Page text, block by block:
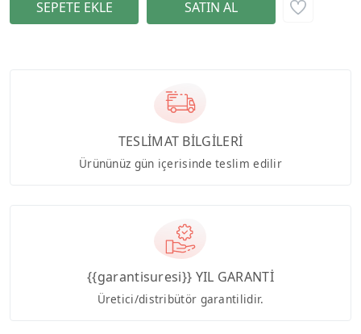
TESLİMAT BİLGİLERİ
Ürününüz gün içerisinde teslim edilir
{{garantisuresi}} YIL GARANTİ
Üretici/distribütör garantilidir.